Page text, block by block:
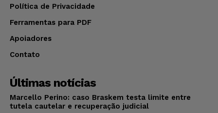
Política de Privacidade
Ferramentas para PDF
Apoiadores
Contato
Últimas notícias
Marcello Perino: caso Braskem testa limite entre
tutela cautelar e recuperação judicial